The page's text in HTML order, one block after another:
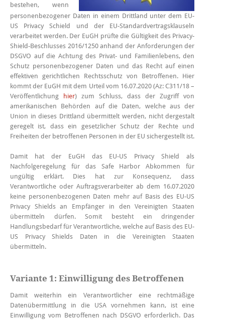
bestehen, wenn
personenbezogener Daten in einem Drittland unter dem EU-
US Privacy Schield und der EU-Standardvertragsklauseln
verarbeitet werden. Der EuGH prüfte die Gültigkeit des Privacy-
Shield-Beschlusses 2016/1250 anhand der Anforderungen der
DSGVO auf die Achtung des Privat- und Familienlebens, den
Schutz personenbezogener Daten und das Recht auf einen
effektiven gerichtlichen Rechtsschutz von Betroffenen. Hier
kommt der EuGH mit dem Urteil vom 16.07.2020 (Az: C311/18 –
Veröffentlichung
hier) zum Schluss, dass der Zugriff von
amerikanischen Behörden auf die Daten, welche aus der
Union in dieses Drittland übermittelt werden, nicht dergestalt
geregelt ist, dass ein gesetzlicher Schutz der Rechte und
Freiheiten der betroffenen Personen in der EU sichergestellt ist.
Damit hat der EuGH das EU-US Privacy Shield als
Nachfolgeregelung für das Safe Harbor Abkommen für
ungültig erklärt. Dies hat zur Konsequenz, dass
Verantwortliche oder Auftragsverarbeiter ab dem 16.07.2020
keine personenbezogenen Daten mehr auf Basis des EU-US
Privacy Shields an Empfänger in den Vereinigten Staaten
übermitteln dürfen. Somit besteht ein dringender
Handlungsbedarf für Verantwortliche, welche auf Basis des EU-
US Privacy Shields Daten in die Vereinigten Staaten
übermitteln.
Variante 1: Einwilligung des Betroffenen
Damit weiterhin ein Verantwortlicher eine rechtmäßige
Datenübermittlung in die USA vornehmen kann, ist eine
Einwilligung vom Betroffenen nach DSGVO erforderlich. Das